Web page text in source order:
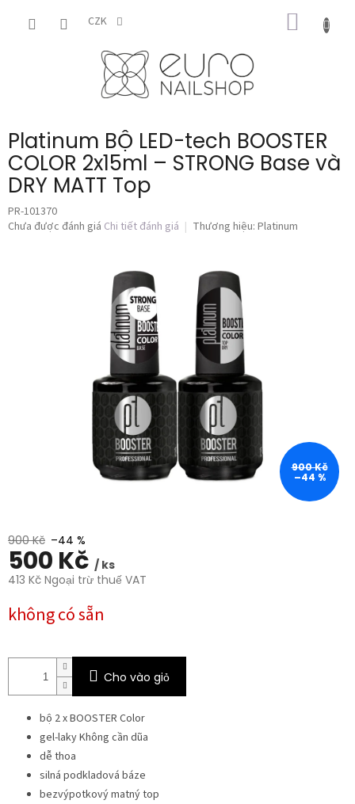
CZK
GIỎ
HÀNG
Platinum BỘ LED-tech BOOSTER
COLOR 2x15ml – STRONG Base và
DRY MATT Top
PR-101370
Đánh
Chưa được đánh giá Chi tiết đánh giá Thương hiệu: Platinum
900 Kč
–44 %
900 Kč –44 %
500 Kč / ks
413 Kč Ngoại trừ thuế VAT
đo
không có sẵn
Cho vào giỏ
bộ 2 x BOOSTER Color
gel-laky Không cần dũa
dễ thoa
silná podkladová báze
bezvýpotkový matný top